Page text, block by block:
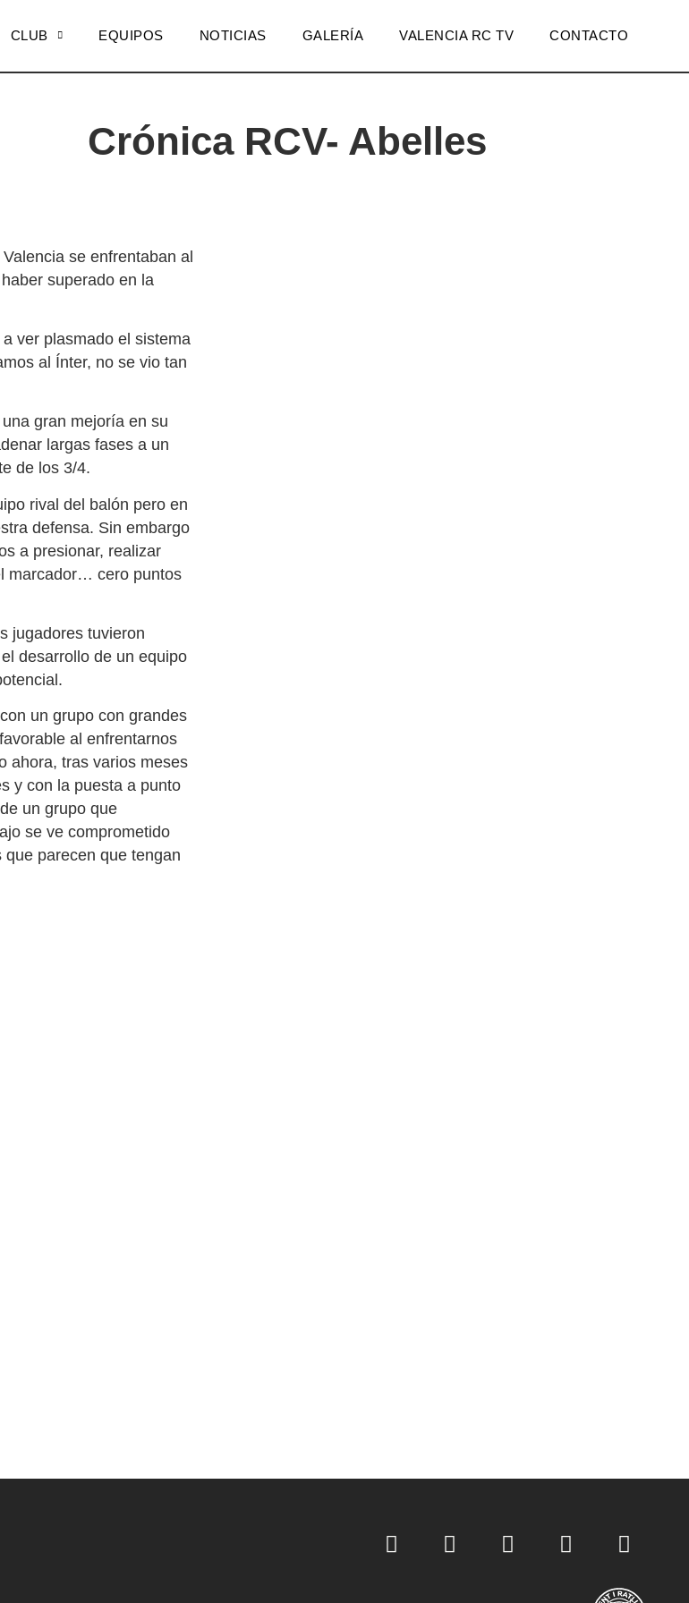
CLUB EQUIPOS NOTICIAS GALERÍA VALENCIA RC TV CONTACTO
Crónica RCV- Abelles
se enfrentaban al
superado en la
ver plasmado el sistema
al Ínter, no se vio tan
gran mejoría en su
largas fases a un
de los 3/4.
rival del balón pero en
defensa. Sin embargo
a presionar, realizar
marcador… cero puntos
jugadores tuvieron
desarrollo de un equipo
un grupo con grandes
al enfrentarnos
ahora, tras varios meses
y con la puesta a punto
un grupo que
se ve comprometido
parecen que tengan